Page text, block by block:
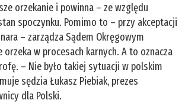
orzekanie i powinna – ze względu
spoczynku. Pomimo to – przy akceptacji
– zarządza Sądem Okręgowym
orzeka w procesach karnych. A to oznacza
– Nie było takiej sytuacji w polskim
sędzia Łukasz Piebiak, prezes
dla Polski.